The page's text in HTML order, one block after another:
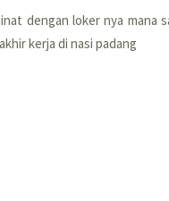
dengan loker nya mana
kerja di nasi padang